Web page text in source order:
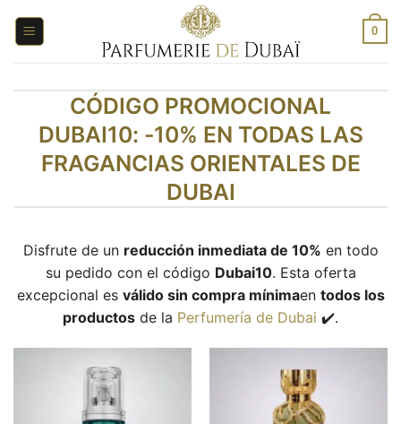
0
CÓDIGO PROMOCIONAL
DUBAI10: -10% EN TODAS LAS
FRAGANCIAS ORIENTALES DE
DUBAI
Disfrute de un reducción inmediata de 10% en todo
su pedido con el código Dubai10. Esta oferta
excepcional es válido sin compra mínimaen todos los
productos de la Perfumería de Dubai ✔️.